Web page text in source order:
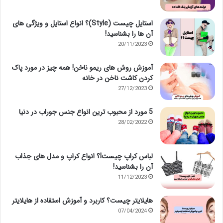
استایل چیست (Style)؟ انواع استایل و ویژگی های
آن ها را بشناسید!
20/11/2023
آموزش روش های ریمو ناخن! همه چیز در مورد پاک
کردن کاشت ناخن در خانه
27/12/2023
5 مورد از محبوب ترین انواع جنس جوراب در دنیا
28/02/2022
لباس کراپ چیست!؟ انواع کراپ و مدل های جذاب
آن را بشناسید!
11/12/2023
هایلایتر چیست؟ کاربرد و آموزش استفاده از هایلایتر
07/04/2024